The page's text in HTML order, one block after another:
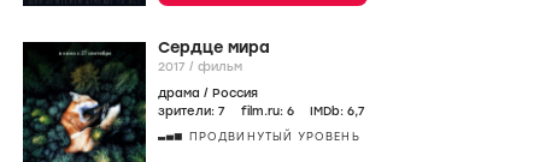
Сердце мира
2017 / фильм
драма / Россия
зрители: 7 film.ru: 6 IMDb: 6,7
ПРОДВИНУТЫЙ УРОВЕНЬ